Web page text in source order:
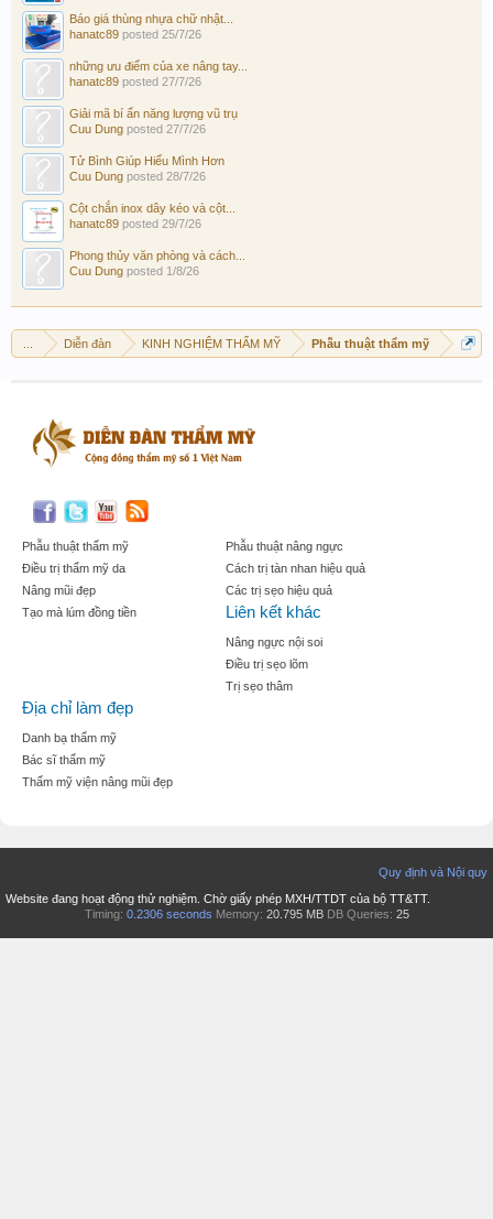
Báo giá thùng nhựa chữ nhật...
hanatc89 posted 25/7/26
những ưu điểm của xe nâng tay...
hanatc89 posted 27/7/26
Giải mã bí ẩn năng lượng vũ trụ
Cuu Dung posted 27/7/26
Tử Bình Giúp Hiểu Mình Hơn
Cuu Dung posted 28/7/26
Cột chắn inox dây kéo và cột...
hanatc89 posted 29/7/26
Phong thủy văn phòng và cách...
Cuu Dung posted 1/8/26
Diễn đàn KINH NGHIỆM THẨM MỸ Phẫu thuật thẩm mỹ
Phẫu thuật thẩm mỹ
Điều trị thẩm mỹ da
Nâng mũi đẹp
Tạo mà lúm đồng tiền
Phẫu thuật nâng ngực
Cách trị tàn nhan hiệu quả
Các trị sẹo hiệu quả
Liên kết khác
Nâng ngực nội soi
Điều trị sẹo lõm
Trị sẹo thâm
Địa chỉ làm đẹp
Danh bạ thẩm mỹ
Bác sĩ thẩm mỹ
Thẩm mỹ viện nâng mũi đẹp
Quy định và Nội quy
Website đang hoạt động thử nghiệm. Chờ giấy phép MXH/TTDT của bộ TT&TT.
Timing: 0.2306 seconds Memory: 20.795 MB DB Queries: 25